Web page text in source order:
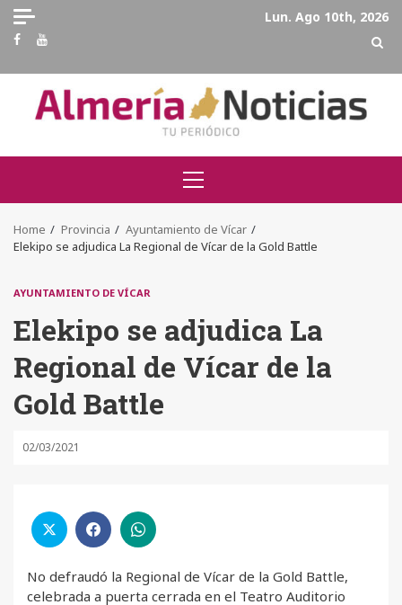
Skip
content
Lun. Ago 10th, 2026
Facebook
Youtube
Primary
Menu
Home Provincia
Ayuntamiento de Vícar
Elekipo se adjudica La Regional de Vícar de la Gold Battle
AYUNTAMIENTO DE VÍCAR
Elekipo se adjudica La
Regional de Vícar de la
Gold Battle
02/03/2021
No defraudó la Regional de Vícar de la Gold Battle,
celebrada a puerta cerrada en el Teatro Auditorio